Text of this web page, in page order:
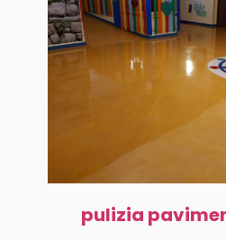
pulizia